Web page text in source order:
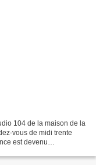
104 de la maison de la
vous de midi trente
est devenu